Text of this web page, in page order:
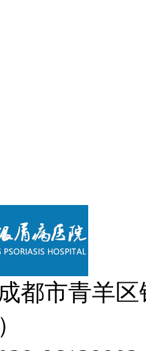
都市青羊